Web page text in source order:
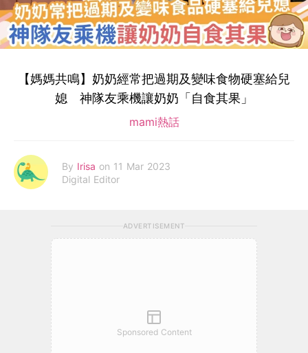
【媽媽共鳴】奶奶經常把過期及變味食物硬塞給兒
媳 神隊友乘機讓奶奶「自食其果」
mami熱話
By Irisa on 11 Mar 2023
Digital Editor
ADVERTISEMENT
Sponsored Content